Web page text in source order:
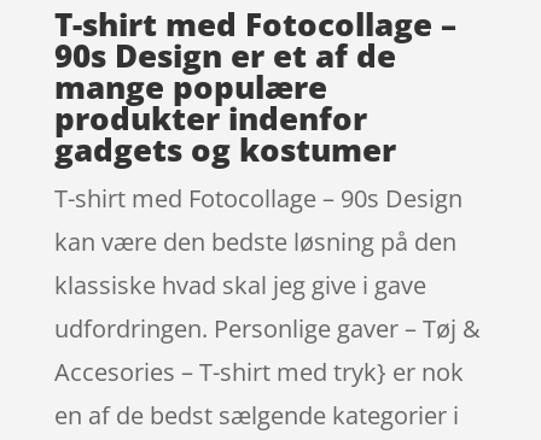
T-shirt med Fotocollage –
90s Design er et af de
mange populære
produkter indenfor
gadgets og kostumer
T-shirt med Fotocollage – 90s Design
kan være den bedste løsning på den
klassiske hvad skal jeg give i gave
udfordringen. Personlige gaver – Tøj &
Accesories – T-shirt med tryk} er nok
en af de bedst sælgende kategorier i